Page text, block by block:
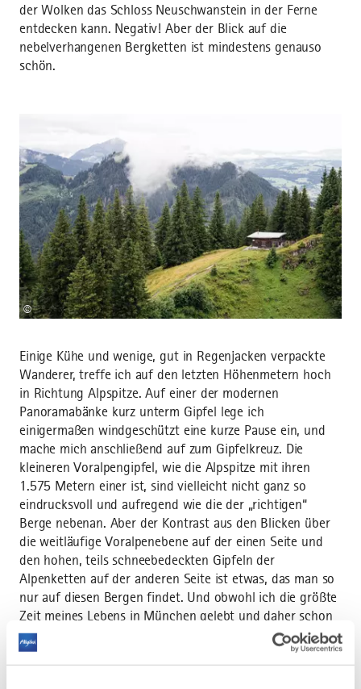
der Wolken das Schloss Neuschwanstein in der Ferne
entdecken kann. Negativ! Aber der Blick auf die
nebelverhangenen Bergketten ist mindestens genauso
schön.
©
Einige Kühe und wenige, gut in Regenjacken verpackte
Wanderer, treffe ich auf den letzten Höhenmetern hoch
in Richtung Alpspitze. Auf einer der modernen
Panoramabänke kurz unterm Gipfel lege ich
einigermaßen windgeschützt eine kurze Pause ein, und
mache mich anschließend auf zum Gipfelkreuz. Die
kleineren Voralpengipfel, wie die Alpspitze mit ihren
1.575 Metern einer ist, sind vielleicht nicht ganz so
eindrucksvoll und aufregend wie die der „richtigen“
Berge nebenan. Aber der Kontrast aus den Blicken über
die weitläufige Voralpenebene auf der einen Seite und
den hohen, teils schneebedeckten Gipfeln der
Alpenketten auf der anderen Seite ist etwas, das man so
nur auf diesen Bergen findet. Und obwohl ich die größte
Zeit meines Lebens in München gelebt und daher schon
viele dieser Voralpengipfel bestiegen habe, begeistern sie
mich immer wieder.